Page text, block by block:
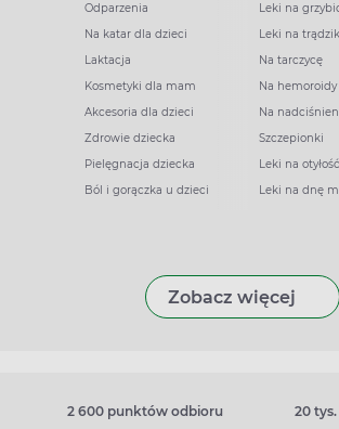
Odparzenia
Na katar dla dzieci
Laktacja
Kosmetyki dla mam
Akcesoria dla dzieci
Zdrowie dziecka
Pielęgnacja dziecka
Ból i gorączka u dzieci
Leki na
Leki na trądzik
Na tarczycę
Na hemoroidy
Na
Szczepionki
Leki na otyłość
Leki na dnę
Zobacz więcej
2 600 punktów odbioru 20